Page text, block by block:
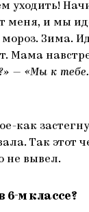
уходить!
меня, и мы
Зима.
Мама
— «Мы к
как
Так этот
не вывел.
6-м классе?